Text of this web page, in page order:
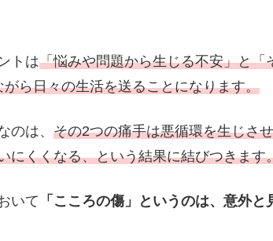
トは「悩みや問題から生じる不安」と
ら日々の生活を送ることになります。
のは、 その2つの痛手は悪循環を生じさ
にくくなる、という結果に結びつきます
いて
「こころの傷」というのは、意外